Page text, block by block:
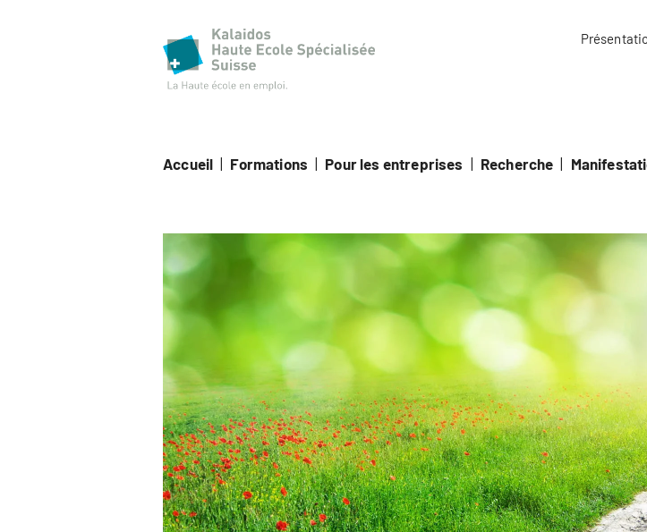
Haute école spécialisée Kalaidos
Accueil Formations Pour les entreprises Recherche